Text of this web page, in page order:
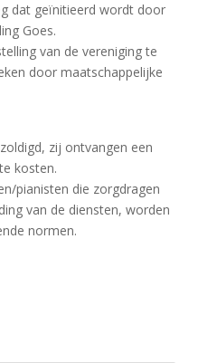
dat geïnitieerd wordt door
Goes.
van de vereniging te
door maatschappelijke
zij ontvangen een
kosten.
pianisten die zorgdragen
van de diensten, worden
normen.